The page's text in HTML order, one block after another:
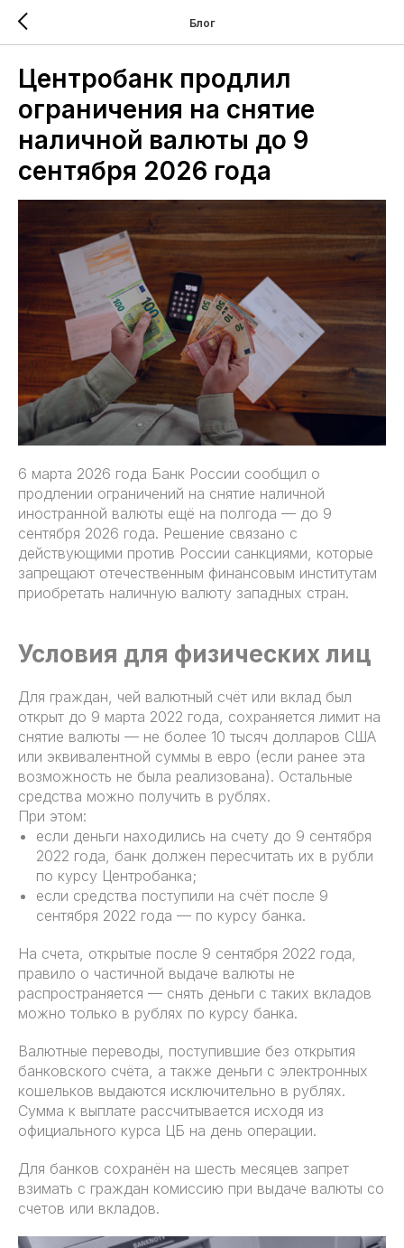
Блог
Центробанк продлил
ограничения на снятие
наличной валюты до 9
сентября 2026 года
6 марта 2026 года Банк России сообщил о
продлении ограничений на снятие наличной
иностранной валюты ещё на полгода — до 9
сентября 2026 года. Решение связано с
действующими против России санкциями, которые
запрещают отечественным финансовым институтам
приобретать наличную валюту западных стран.
Условия для физических лиц
Для граждан, чей валютный счёт или вклад был
открыт до 9 марта 2022 года, сохраняется лимит на
снятие валюты — не более 10 тысяч долларов США
или эквивалентной суммы в евро (если ранее эта
возможность не была реализована). Остальные
средства можно получить в рублях.
При этом:
если деньги находились на счету до 9 сентября
2022 года, банк должен пересчитать их в рубли
по курсу Центробанка;
если средства поступили на счёт после 9
сентября 2022 года — по курсу банка.
На счета, открытые после 9 сентября 2022 года,
правило о частичной выдаче валюты не
распространяется — снять деньги с таких вкладов
можно только в рублях по курсу банка.
Валютные переводы, поступившие без открытия
банковского счёта, а также деньги с электронных
кошельков выдаются исключительно в рублях.
Сумма к выплате рассчитывается исходя из
официального курса ЦБ на день операции.
Для банков сохранён на шесть месяцев запрет
взимать с граждан комиссию при выдаче валюты со
счетов или вкладов.